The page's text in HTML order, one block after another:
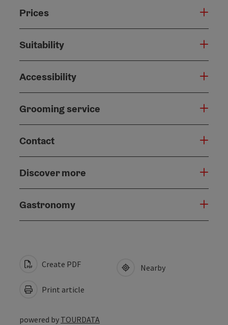
Prices
Suitability
Accessibility
Grooming service
Contact
Discover more
Gastronomy
Create PDF
Print article
Nearby
powered by TOURDATA